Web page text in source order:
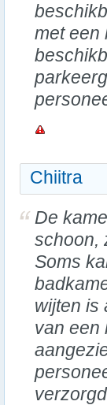
met een
Chiitra
De
schoon,
Soms
wijten is
van een